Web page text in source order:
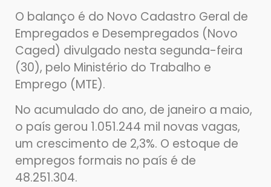
O balanço é do Novo Cadastro Geral de
Empregados e Desempregados (Novo
Caged) divulgado nesta segunda-feira
(30), pelo Ministério do Trabalho e
Emprego (MTE).
No acumulado do ano, de janeiro a maio,
o país gerou 1.051.244 mil novas vagas,
um crescimento de 2,3%. O estoque de
empregos formais no país é de
48.251.304.